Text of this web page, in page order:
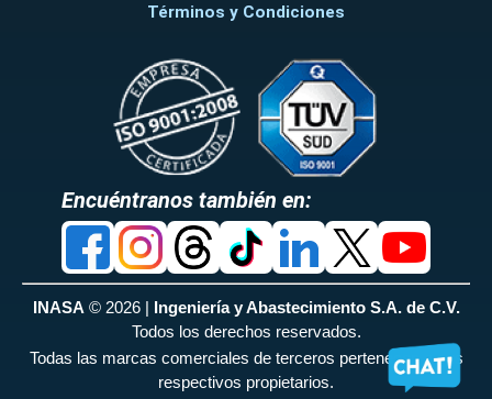
Términos y Condiciones
Encuéntranos también en:
INASA © 2026 | Ingeniería y Abastecimiento S.A. de C.V.
Todos los derechos reservados.
Todas las marcas comerciales de terceros pertenecen a sus
respectivos propietarios.